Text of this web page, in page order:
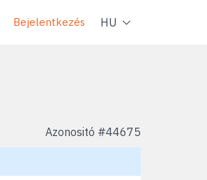
Bejelentkezés HU
Azonositó #44675